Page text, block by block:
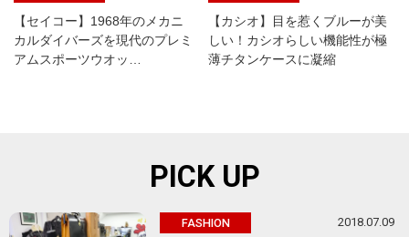
【セイコー】1968年のメカニ
カルダイバーズを現代のプレミ
アムスポーツウオッ…
【カシオ】目を惹くブルーが美
しい！カシオらしい機能性が極
薄チタンケースに凝縮
PICK UP
FASHION 2018.07.09